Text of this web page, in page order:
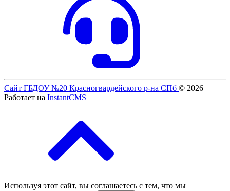
Сайт ГБДОУ №20 Красногвардейского р-на СПб © 2026
Работает на InstantCMS
Используя этот сайт, вы соглашаетесь с тем, что мы